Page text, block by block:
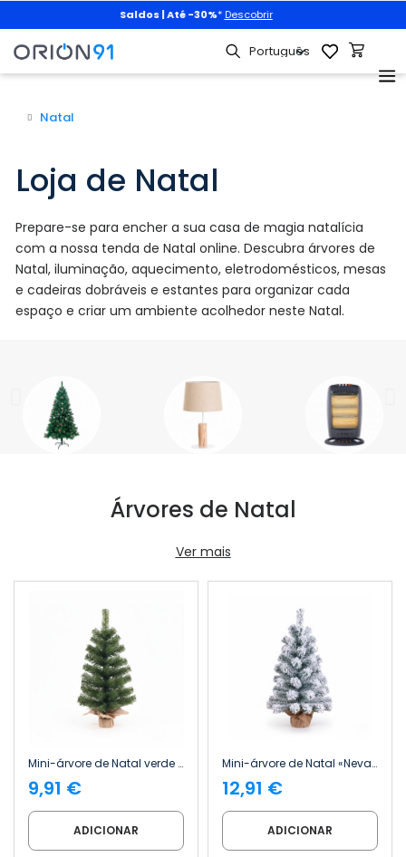
Animais de estimação|3x2 + portes grátiscom
Natal
Loja de Natal
Prepare-se para encher a sua casa de magia natalícia
com a nossa tenda de Natal online. Descubra árvores de
Natal, iluminação, aquecimento, eletrodomésticos, mesas
e cadeiras dobráveis e estantes para organizar cada
espaço e criar um ambiente acolhedor neste Natal.
Árvores de Natal
Ver mais
Mini-árvore de Natal verde Yukon com base de juta, 60 cm Dayron
9,91 €
ADICIONAR
Mini-árvore de Natal «Nevado Boreal» com base em juta, 60 cm Dayron
12,91 €
ADICIONAR